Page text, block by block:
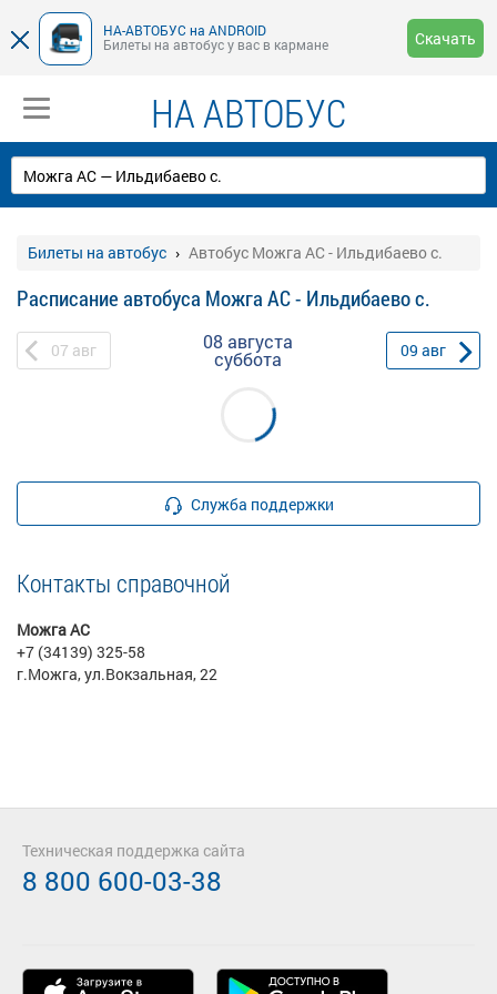
НА-АВТОБУС на ANDROID
Билеты на автобус у вас в кармане
Скачать
НА АВТОБУС
Билеты на автобус Автобус Можга АС - Ильдибаево с.
Расписание автобуса Можга АС - Ильдибаево с.
07 авг 08 августа
суббота 09 авг
Служба поддержки
Контакты справочной
Можга АС
+7 (34139) 325-58
г.Можга, ул.Вокзальная, 22
Техническая поддержка сайта
8 800 600-03-38